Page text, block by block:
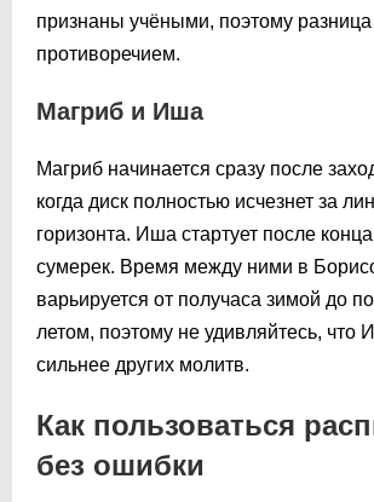
признаны учёными, поэтому разница
противоречием.
Магриб и Иша
Магриб начинается сразу после
когда диск полностью исчезнет за
горизонта. Иша стартует после
сумерек. Время между ними в
варьируется от получаса зимой до
летом, поэтому не удивляйтесь, что
сильнее других молитв.
Как пользоваться
без ошибки